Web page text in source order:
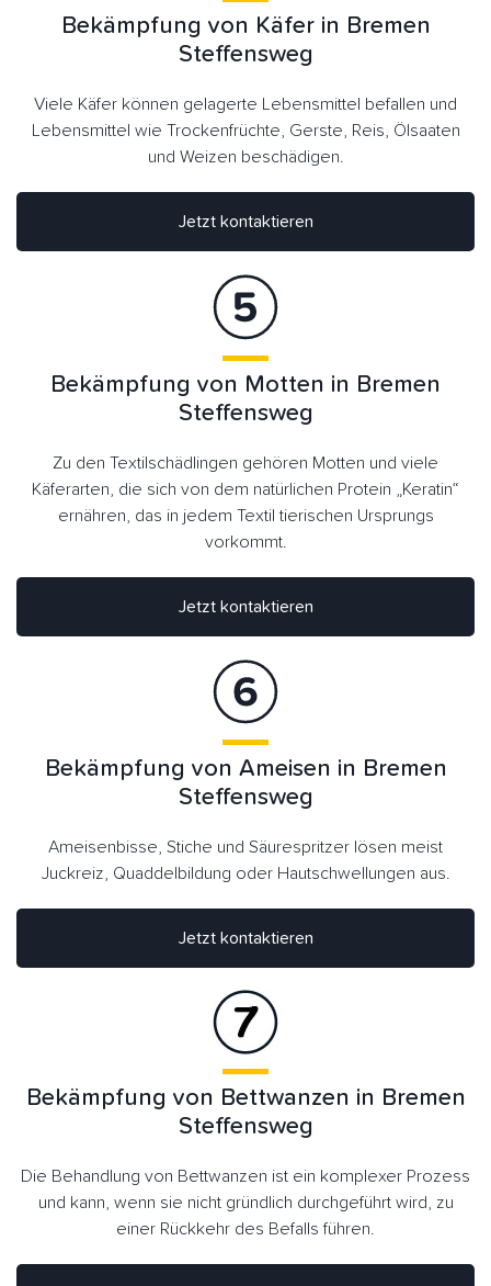
Jetzt kontaktieren
Bekämpfung von Käfer in Bremen
Steffensweg
Viele Käfer können gelagerte Lebensmittel befallen und
Lebensmittel wie Trockenfrüchte, Gerste, Reis, Ölsaaten
und Weizen beschädigen.
Bekämpfung von Motten in Bremen
Steffensweg
Zu den Textilschädlingen gehören Motten und viele
Käferarten, die sich von dem natürlichen Protein „Keratin“
ernähren, das in jedem Textil tierischen Ursprungs
vorkommt.
Jetzt kontaktieren
Jetzt kontaktieren
Bekämpfung von Ameisen in Bremen
Steffensweg
Ameisenbisse, Stiche und Säurespritzer lösen meist
Juckreiz, Quaddelbildung oder Hautschwellungen aus.
Bekämpfung von Bettwanzen in Bremen
Steffensweg
Die Behandlung von Bettwanzen ist ein komplexer Prozess
und kann, wenn sie nicht gründlich durchgeführt wird, zu
einer Rückkehr des Befalls führen.